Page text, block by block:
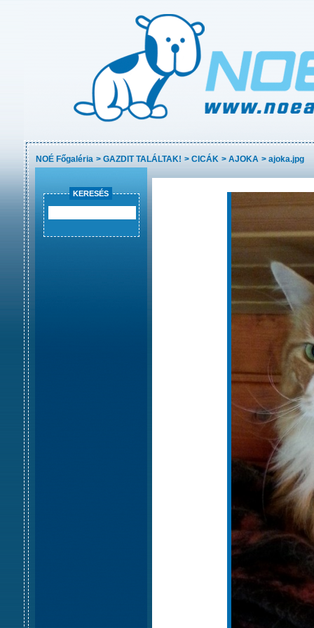
NOÉ Főgaléria >GAZDIT TALÁLTAK! >CICÁK >AJOKA >ajoka.jpg
KERESÉS